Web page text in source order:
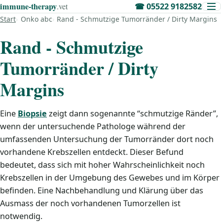
immune‑therapy.vet ☎05522 9182582
Start Onko abc Rand - Schmutzige Tumorränder / Dirty Margins
Rand - Schmutzige
Tumorränder / Dirty
Margins
Eine Biopsie zeigt dann sogenannte “schmutzige Ränder”,
wenn der untersuchende Pathologe während der
umfassenden Untersuchung der Tumorränder dort noch
vorhandene Krebszellen entdeckt. Dieser Befund
bedeutet, dass sich mit hoher Wahrscheinlichkeit noch
Krebszellen in der Umgebung des Gewebes und im Körper
befinden. Eine Nachbehandlung und Klärung über das
Ausmass der noch vorhandenen Tumorzellen ist
notwendig.